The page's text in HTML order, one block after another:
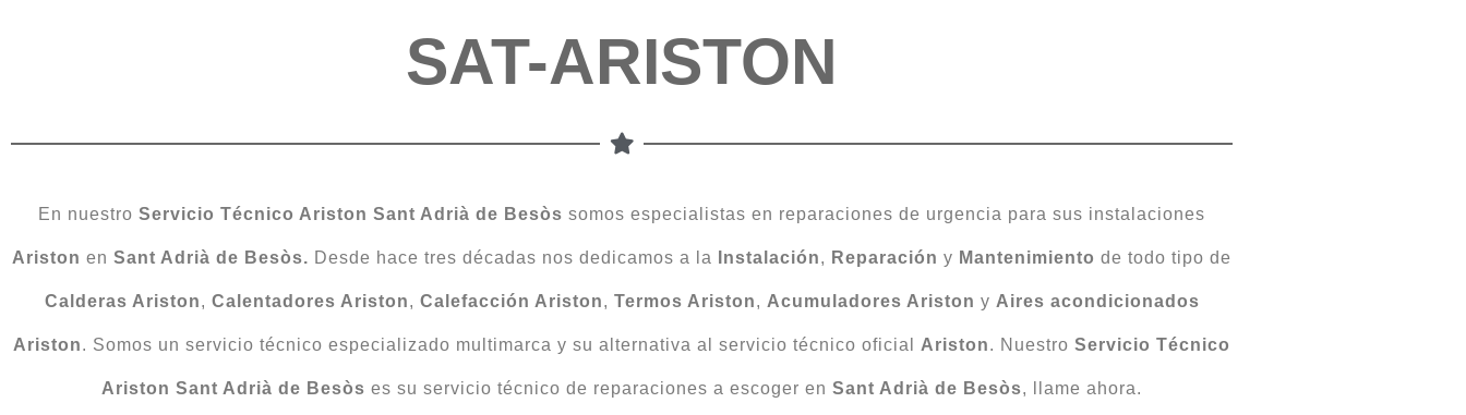
SAT-ARISTON
En nuestro Servicio Técnico Ariston Sant Adrià de Besòs somos especialistas en reparaciones de urgencia para sus instalaciones
Ariston en Sant Adrià de Besòs. Desde hace tres décadas nos dedicamos a la Instalación, Reparación y Mantenimiento de todo tipo de
Calderas Ariston, Calentadores Ariston, Calefacción Ariston, Termos Ariston, Acumuladores Ariston y Aires acondicionados
Ariston. Somos un servicio técnico especializado multimarca y su alternativa al servicio técnico oficial Ariston. Nuestro Servicio Técnico
Ariston Sant Adrià de Besòs es su servicio técnico de reparaciones a escoger en Sant Adrià de Besòs, llame ahora.